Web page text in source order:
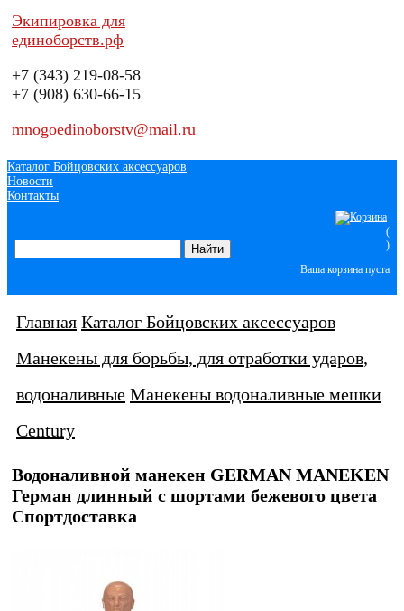
Экипировка для
единоборств.рф
+7 (343) 219-08-58
+7 (908) 630-66-15
mnogoedinoborstv@mail.ru
Каталог Бойцовских аксессуаров
Новости
Контакты
(
)
Ваша корзина пуста
Главная Каталог Бойцовских аксессуаров
Манекены для борьбы, для отработки ударов,
водоналивные Манекены водоналивные мешки
Century
Водоналивной манекен GERMAN MANEKEN
Герман длинный с шортами бежевого цвета
Спортдоставка